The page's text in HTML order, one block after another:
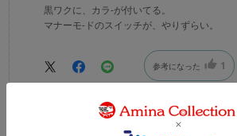
黒ワクに、カラ-が付いてる。
マナーモ-ドのスイッチが、やりずらい。
参考になった 1